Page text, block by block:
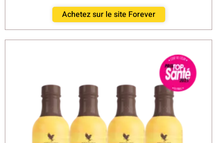
Achetez sur le site Forever